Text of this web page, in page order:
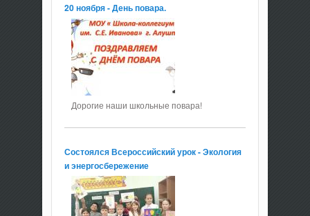
20 ноября - День повара.
Дорогие наши школьные повара!
Состоялся Всероссийский урок - Экология
и энергосбережение